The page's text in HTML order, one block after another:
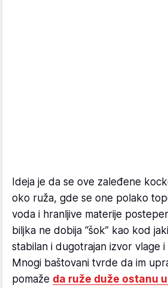
Ideja je da se ove zaleđene
oko ruža, gde se one polako
voda i hranljive materije
biljka ne dobija “šok” kao kod
stabilan i dugotrajan izvor vlage i
Mnogi baštovani tvrde da im
pomaže da ruže duže ostanu